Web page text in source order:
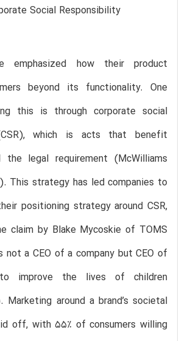
Social Responsibility
emphasized how their product
beyond its functionality. One
this is through corporate social
which is acts that benefit
the legal requirement (McWilliams
This strategy has led companies to
positioning strategy around CSR,
claim by Blake Mycoskie of TOMS
not a CEO of a company but CEO of
improve the lives of children
Marketing around a brand’s societal
off, with 55% of consumers willing